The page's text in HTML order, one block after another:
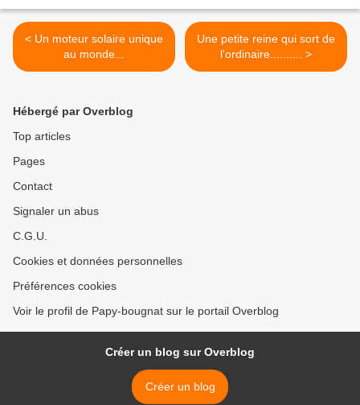
< Un moteur solaire unique
au monde...
Une petite reine qui sort de
l'ordinaire.......... >
Hébergé par Overblog
Top articles
Pages
Contact
Signaler un abus
C.G.U.
Cookies et données personnelles
Préférences cookies
Voir le profil de Papy-bougnat sur le portail Overblog
Créer un blog sur Overblog
Créer un blog